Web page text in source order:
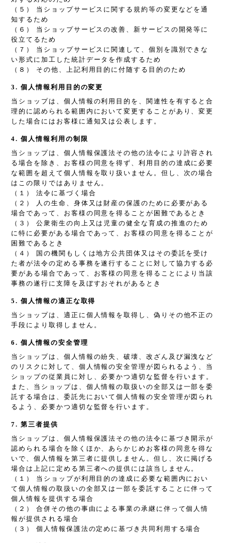
（５） 当ショップサービスに関する規約等の変更などを通
知するため
（６） 当ショップサービスの改善、新サービスの開発等に
役立てるため
（７） 当ショップサービスに関連して、個別を識別できな
い形式に加工した統計データを作成するため
（８） その他、上記利用目的に付随する目的のため
3. 個人情報利用目的の変更
当ショップは、個人情報の利用目的を、関連性を有すると合
理的に認められる範囲内において変更することがあり、変更
した場合にはお客様に通知又は公表します。
4. 個人情報利用の制限
当ショップは、個人情報保護法その他の法令により許容され
る場合を除き、お客様の同意を得ず、利用目的の達成に必要
な範囲を超えて個人情報を取り扱いません。但し、次の場合
はこの限りではありません。
（１） 法令に基づく場合
（２） 人の生命、身体又は財産の保護のために必要がある
場合であって、お客様の同意を得ることが困難であるとき
（３） 公衆衛生の向上又は児童の健全な育成の推進のため
に特に必要がある場合であって、お客様の同意を得ることが
困難であるとき
（４） 国の機関もしくは地方公共団体又はその委託を受け
た者が法令の定める事務を遂行することに対して協力する必
要がある場合であって、お客様の同意を得ることにより当該
事務の遂行に支障を及ぼすおそれがあるとき
5. 個人情報の適正な取得
当ショップは、適正に個人情報を取得し、偽りその他不正の
手段により取得しません。
6. 個人情報の安全管理
当ショップは、個人情報の紛失、破壊、改ざん及び漏洩など
のリスクに対して、個人情報の安全管理が図られるよう、当
ショップの従業員に対し、必要かつ適切な監督を行います。
また、当ショップは、個人情報の取扱いの全部又は一部を委
託する場合は、委託先において個人情報の安全管理が図られ
るよう、必要かつ適切な監督を行います。
7. 第三者提供
当ショップは、個人情報保護法その他の法令に基づき開示が
認められる場合を除くほか、あらかじめお客様の同意を得な
いで、個人情報を第三者に提供しません。但し、次に掲げる
場合は上記に定める第三者への提供には該当しません。
（１） 当ショップが利用目的の達成に必要な範囲内におい
て個人情報の取扱いの全部又は一部を委託することに伴って
個人情報を提供する場合
（２） 合併その他の事由による事業の承継に伴って個人情
報が提供される場合
（３） 個人情報保護法の定めに基づき共同利用する場合